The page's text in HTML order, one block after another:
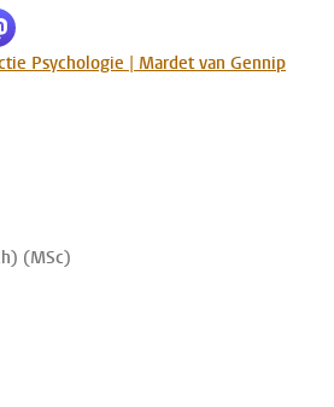
LinkedIn
via WhatsApp
via Mastodon
Psychologie | Mardet van Gennip
(MSc)